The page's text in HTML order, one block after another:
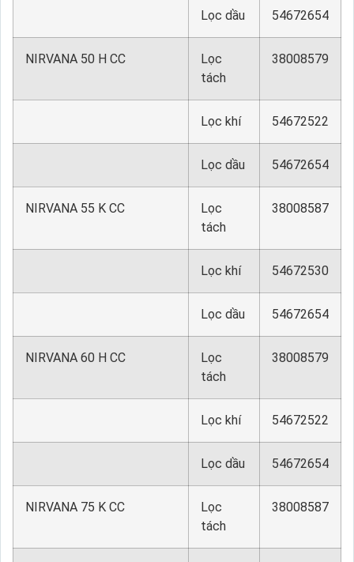
Lọc dầu 54672654
NIRVANA 50 H CC
Lọc
tách
38008579
Lọc khí 54672522
Lọc dầu 54672654
NIRVANA 55 K CC
Lọc
tách
38008587
Lọc khí 54672530
Lọc dầu 54672654
NIRVANA 60 H CC
Lọc
tách
38008579
Lọc khí 54672522
Lọc dầu 54672654
NIRVANA 75 K CC
Lọc
tách
38008587